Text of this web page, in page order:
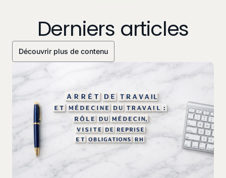
Derniers articles
Découvrir plus de contenu